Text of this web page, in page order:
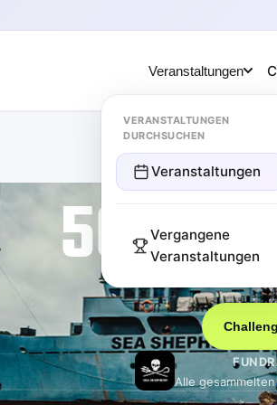
Veranstaltungen
VERANSTALTUNGEN
DURCHSUCHEN
Veranstaltungen
Vergangene
Veranstaltungen
50km
Alle